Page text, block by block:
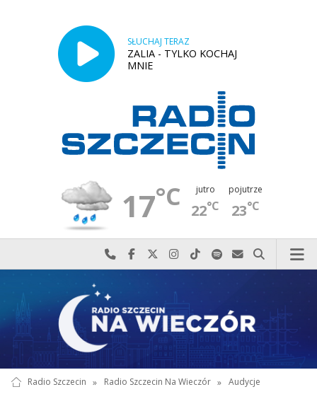
SŁUCHAJ TERAZ
ZALIA - TYLKO KOCHAJ
MNIE
17°C jutro
22°C
pojutrze
23°C
Najlepiej po prostu do nas zadzwoń
Odwiedź nas na Facebook-u
Odwiedź nas na X
Odwiedź nas na Instagram-ie
Odwiedź nas na TikTok-u
Szukaj nas na Spotify
Wyślij do nas
Szukaj
Radio Szczecin » Radio Szczecin Na Wieczór » Audycje